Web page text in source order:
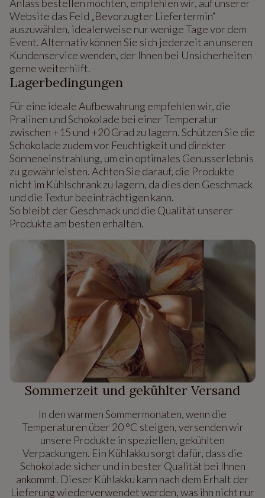
Anlass bestellen möchten, empfehlen wir, auf unserer
Website das Feld „Bevorzugter Liefertermin“
auszuwählen, idealerweise nur wenige Tage vor dem
Event. Alternativ können Sie sich jederzeit an unseren
Kundenservice wenden, der Ihnen bei Unsicherheiten
gerne weiterhilft.
Lagerbedingungen
Für eine ideale Aufbewahrung empfehlen wir, die
Pralinen und Schokolade bei einer Temperatur
zwischen +15 und +20 Grad zu lagern. Schützen Sie die
Schokolade zudem vor Feuchtigkeit und direkter
Sonneneinstrahlung, um ein optimales Genusserlebnis
zu gewährleisten. Achten Sie darauf, die Produkte
nicht im Kühlschrank zu lagern, da dies den Geschmack
und die Textur beeinträchtigen kann.
So bleibt der Geschmack und die Qualität unserer
Produkte am besten erhalten.
Sommerzeit und gekühlter Versand
In den warmen Sommermonaten, wenn die
Temperaturen über 20 °C steigen, versenden wir
unsere Produkte in speziellen, gekühlten
Verpackungen. Ein Kühlakku sorgt dafür, dass die
Schokolade sicher und in bester Qualität bei Ihnen
ankommt. Dieser Kühlakku kann nach dem Erhalt der
Lieferung wiederverwendet werden, was ihn nicht nur